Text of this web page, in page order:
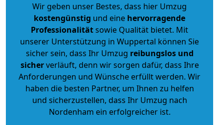
Wir geben unser Bestes, dass hier Umzug
kostengünstig und eine hervorragende
Professionalitätsowie Qualität bietet. Mit
unserer Unterstützung in Wuppertal können Sie
sicher sein, dass Ihr Umzug reibungslos und
sicherverläuft, denn wir sorgen dafür, dass Ihre
Anforderungen und Wünsche erfüllt werden. Wir
haben die besten Partner, um Ihnen zu helfen
und sicherzustellen, dass Ihr Umzug nach
Nordenham ein erfolgreicher ist.